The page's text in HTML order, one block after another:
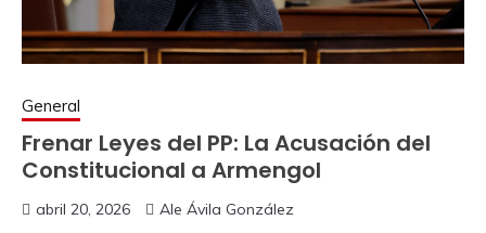
General
Frenar Leyes del PP: La Acusación del
Constitucional a Armengol
abril 20, 2026 Ale Ávila González